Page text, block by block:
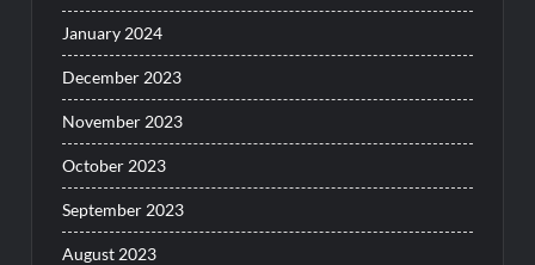
January 2024
December 2023
November 2023
October 2023
September 2023
August 2023